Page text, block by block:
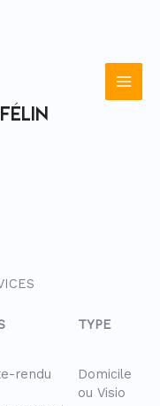
TYPE
rendu
Domicile
ou Visio